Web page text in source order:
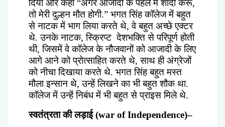
दिया और कहा “अगर आजादी के पहले मैं शादी करूँ,
तो मेरी दुल्हन मौत होगी.” भगत सिंह कॉलेज में बहुत
से नाटक में भाग लिया करते थे, वे बहुत अच्छे एक्टर
थे. उनके नाटक, स्क्रिप्ट देशभक्ति से परिपूर्ण होती
थी, जिसमें वे कॉलेज के नौजवानों को आजादी के लिए
आगे आने को प्रोत्साहित करते थे, साथ ही अंग्रेजों
को नीचा दिखाया करते थे. भगत सिंह बहुत मस्त
मौला इन्सान थे, उन्हें लिखने का भी बहुत शौक था.
कॉलेज में उन्हें निबंध में भी बहुत से प्राइस मिले थे.
स्वतंत्रता की लड़ाई (war of Independence)–